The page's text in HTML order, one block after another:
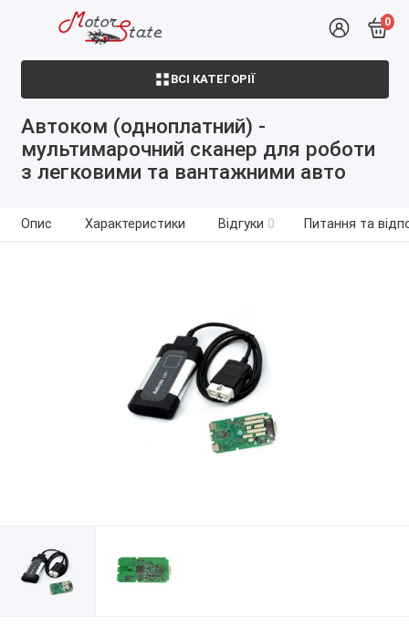
0
ВСІ КАТЕГОРІЇ
Автоком (одноплатний) -
мультимарочний сканер для роботи
з легковими та вантажними авто
Опис Характеристики Відгуки 0 Питання та